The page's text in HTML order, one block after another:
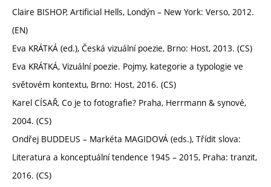
Claire BISHOP, Artificial Hells, Londýn – New York: Verso, 2012.
(EN)
Eva KRÁTKÁ (ed.), Česká vizuální poezie, Brno: Host, 2013. (CS)
Eva KRÁTKÁ, Vizuální poezie. Pojmy, kategorie a typologie ve
světovém kontextu, Brno: Host, 2016. (CS)
Karel CÍSAŘ, Co je to fotografie? Praha, Herrmann & synové,
2004. (CS)
Ondřej BUDDEUS – Markéta MAGIDOVÁ (eds.), Třídit slova:
Literatura a konceptuální tendence 1945 – 2015, Praha: tranzit,
2016. (CS)